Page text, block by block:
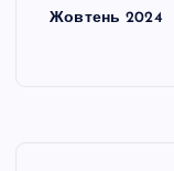
Жовтень 2024